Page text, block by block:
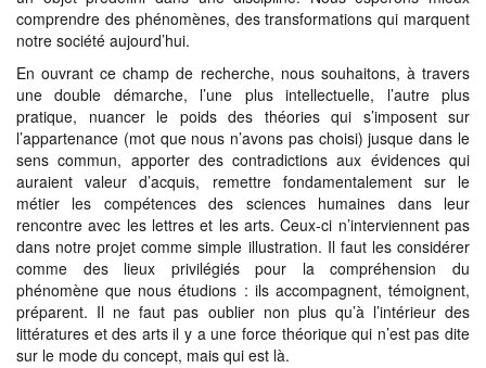
comprendre des phénomènes, des transformations qui marquent
notre société aujourd’hui.
En ouvrant ce champ de recherche, nous souhaitons, à travers
une double démarche, l’une plus intellectuelle, l’autre plus
pratique, nuancer le poids des théories qui s’imposent sur
l’appartenance (mot que nous n’avons pas choisi) jusque dans le
sens commun, apporter des contradictions aux évidences qui
auraient valeur d’acquis, remettre fondamentalement sur le
métier les compétences des sciences humaines dans leur
rencontre avec les lettres et les arts. Ceux-ci n’interviennent pas
dans notre projet comme simple illustration. Il faut les considérer
comme des lieux privilégiés pour la compréhension du
phénomène que nous étudions : ils accompagnent, témoignent,
préparent. Il ne faut pas oublier non plus qu’à l’intérieur des
littératures et des arts il y a une force théorique qui n’est pas dite
sur le mode du concept, mais qui est là.